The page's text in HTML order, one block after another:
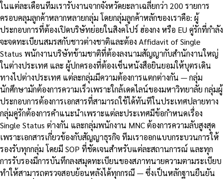
ในแต่ละเดือนทีมเรารับงานจากจังหวัดยะลาเฉลี่ยกว่า 200 รายการ
ครอบคลุมลูกค้าหลากหลายกลุ่ม โดยกลุ่มลูกค้าหลักของเราคือ: ผู้
ประกอบการที่ต้องเปิดบริษัทย่อยในสิงคโปร์ ฮ่องกง หรือ EU คู่รักที่กำลัง
จะจดทะเบียนสมรสกับชาวต่างชาติและต้อง Affidavit of Single
Status พนักงานบริษัทข้ามชาติที่ต้องลงนามสัญญากับสำนักงานใหญ่
ในต่างประเทศ และ ผู้ปกครองที่ต้องเซ็นหนังสือยินยอมให้บุตรเดิน
ทางไปต่างประเทศ แต่ละกลุ่มมีความต้องการแตกต่างกัน — กลุ่ม
นักศึกษามักต้องการความเร็วเพราะใกล้เดดไลน์ของมหาวิทยาลัย กลุ่มผู้
ประกอบการต้องการเอกสารที่สามารถใช้ได้ทันทีในประเทศปลายทาง
กลุ่มคู่รักต้องการคำแนะนำเพราะแต่ละประเทศมีข้อกำหนดเรื่อง
Single Status ต่างกัน และกลุ่มพนักงาน MNC ต้องการความลับสูงสุด
เพราะเอกสารเกี่ยวข้องกับสัญญาธุรกิจ ทีมเราออกแบบกระบวนการให้
รองรับทุกกลุ่ม โดยมี SOP ที่ชัดเจนสำหรับแต่ละสถานการณ์ และทุก
การรับรองมีการบันทึกลงสมุดทะเบียนของสภาทนายความตามระเบียบ
ทำให้สามารถตรวจสอบย้อนหลังได้ทุกกรณี — ซึ่งเป็นหลักฐานยืนยัน